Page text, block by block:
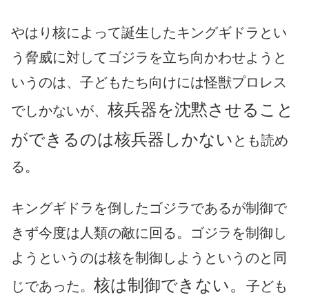
やはり核によって誕生したキングギドラとい
う脅威に対してゴジラを立ち向かわせようと
いうのは、子どもたち向けには怪獣プロレス
でしかないが、 核兵器を沈黙させること
ができるのは核兵器しかない とも読め
る。
キングギドラを倒したゴジラであるが制御で
きず今度は人類の敵に回る。ゴジラを制御し
ようというのは核を制御しようというのと同
じであった。 核は制御できない。
子ども